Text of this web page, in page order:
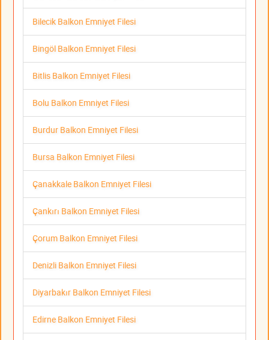
Bilecik Balkon Emniyet Filesi
Bingöl Balkon Emniyet Filesi
Bitlis Balkon Emniyet Filesi
Bolu Balkon Emniyet Filesi
Burdur Balkon Emniyet Filesi
Bursa Balkon Emniyet Filesi
Çanakkale Balkon Emniyet Filesi
Çankırı Balkon Emniyet Filesi
Çorum Balkon Emniyet Filesi
Denizli Balkon Emniyet Filesi
Diyarbakır Balkon Emniyet Filesi
Edirne Balkon Emniyet Filesi